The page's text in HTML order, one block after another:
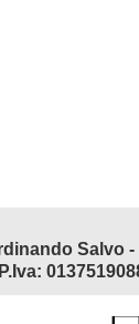
P.Iva: